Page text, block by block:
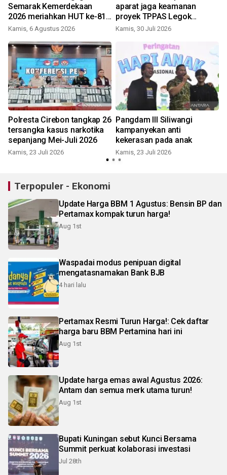
Semarak Kemerdekaan
2026 meriahkan HUT ke-81
RI
Kamis, 6 Agustus 2026
aparat jaga keamanan
proyek TPPAS Legok
Nangka
Kamis, 30 Juli 2026
Polresta Cirebon tangkap 26
tersangka kasus narkotika
sepanjang Mei-Juli 2026
Kamis, 23 Juli 2026
Pangdam III Siliwangi
kampanyekan anti
kekerasan pada anak
Kamis, 23 Juli 2026
Terpopuler - Ekonomi
Update Harga BBM 1 Agustus: Bensin BP dan
Pertamax kompak turun harga!
Aug 1st
Waspadai modus penipuan digital
mengatasnamakan Bank BJB
4 hari lalu
Pertamax Resmi Turun Harga!: Cek daftar
harga baru BBM Pertamina hari ini
Aug 1st
Update harga emas awal Agustus 2026:
Antam dan semua merk utama turun!
Aug 1st
Bupati Kuningan sebut Kunci Bersama
Summit perkuat kolaborasi investasi
Jul 28th